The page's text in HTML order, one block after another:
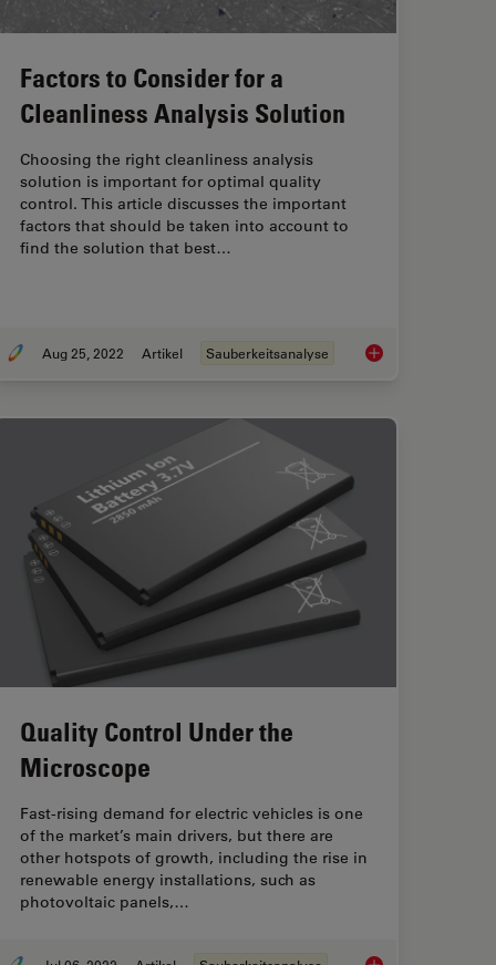
the Damage Potential of Particles
Factors to Consider for a
Cleanliness Analysis Solution
Choosing the right cleanliness analysis
solution is important for optimal quality
control. This article discusses the important
factors that should be taken into account to
find the solution that best…
Aug 25, 2022 Artikel Sauberkeitsanalyse Factors to Consider
Quality Control Under the
Microscope
Fast-rising demand for electric vehicles is one
of the market’s main drivers, but there are
other hotspots of growth, including the rise in
renewable energy installations, such as
photovoltaic panels,…